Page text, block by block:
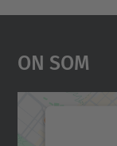
On Som